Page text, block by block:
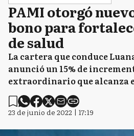
PAMI otorgó
bono para
de salud
La cartera que conduce
anunció un 15% de
extraordinario que alcanza
23 de junio de 2022 | 17:19